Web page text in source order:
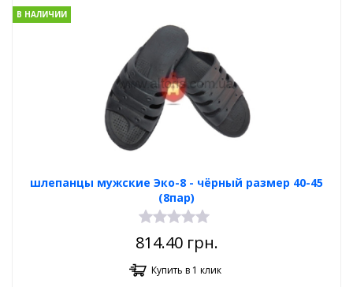
шлепанцы мужские Эко-8 - чёрный размер 40-45
(8пар)
В НАЛИЧИИ
814.40грн.
Купить в 1 клик